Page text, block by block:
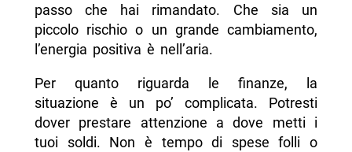
passo che hai rimandato. Che sia un
piccolo rischio o un grande cambiamento,
l’energia positiva è nell’aria.
Per quanto riguarda le finanze, la
situazione è un po’ complicata. Potresti
dover prestare attenzione a dove metti i
tuoi soldi. Non è tempo di spese folli o